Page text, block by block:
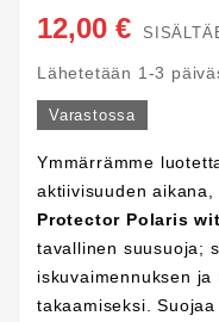
12,00 €
Lähetetään 1-3
Varastossa
Ymmärrämme
aktiivisuuden
Protector Polaris
tavallinen suusuoja;
iskuvaimennuksen
takaamiseksi.